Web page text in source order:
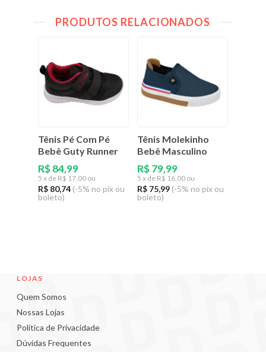
PRODUTOS RELACIONADOS
Tênis Pé Com Pé
Bebê Guty Runner
R$ 84,99
5 x de R$ 17,00 ou
R$ 80,74 (-5% no pix ou
boleto)
Tênis Molekinho
Bebê Masculino
R$ 79,99
5 x de R$ 16,00 ou
R$ 75,99 (-5% no pix ou
boleto)
LOJAS
Quem Somos
Nossas Lojas
Política de Privacidade
Dúvidas Frequentes